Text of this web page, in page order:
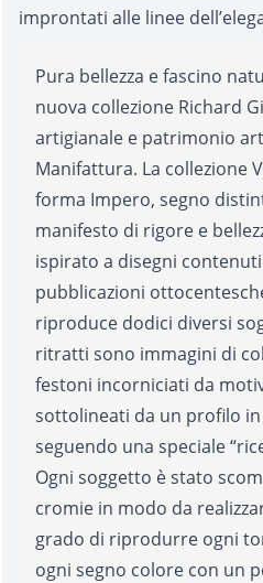
improntati alle linee
Pura bellezza e fascino
nuova collezione Richard
artigianale e patrimonio
Manifattura. La collezione
forma Impero, segno
manifesto di rigore e
ispirato a disegni
pubblicazioni
riproduce dodici diversi
ritratti sono immagini di
festoni incorniciati da
sottolineati da un profilo
seguendo una speciale
Ogni soggetto è stato
cromie in modo da
grado di riprodurre ogni
ogni segno colore con un